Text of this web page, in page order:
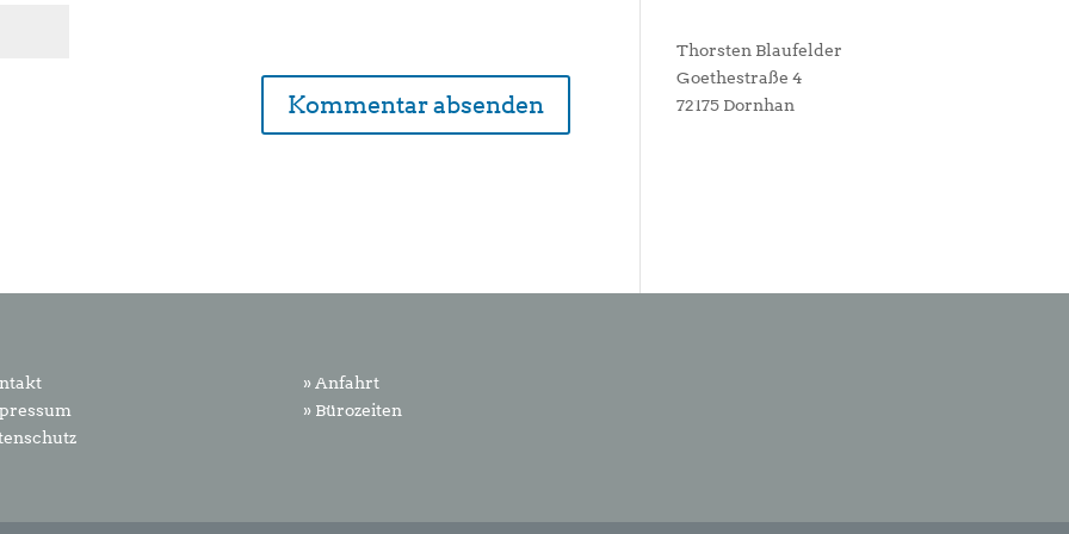
Thorsten Blaufelder
Goethestraße 4
72175 Dornhan
» Anfahrt
» Bürozeiten